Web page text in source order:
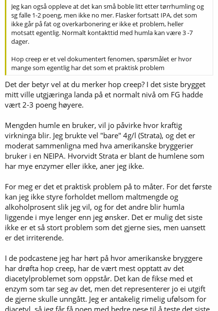
Jeg kan også oppleve at det kan små boble litt etter tørrhumling og
sg falle 1-2 poeng, men ikke no mer. Flasker fortsatt IPA, det som
ikke går på fat og overkarbonering er ikke et problem, heller
motsatt egentlig. Normalt kontakttid med humla kan være 3 -7
dager.
Hop creep er et vel dokumentert fenomen, spørsmålet er hvor
mange som egentlig har det som et praktisk problem
Det der betyr vel at du merker hop creep? I det siste brygget
mitt ville utgjæringa landa på et normalt nivå om FG hadde
vært 2-3 poeng høyere.
Mengden humle en bruker, vil jo påvirke hvor kraftig
virkninga blir. Jeg brukte vel "bare" 4g/l (Strata), og det er
moderat sammenligna med hva amerikanske bryggerier
bruker i en NEIPA. Hvorvidt Strata er blant de humlene som
har mye enzymer eller ikke, aner jeg ikke.
For meg er det et praktisk problem på to måter. For det første
kan jeg ikke styre forholdet mellom maltmengde og
alkoholprosent slik jeg vil, og for det andre blir humla
liggende i mye lenger enn jeg ønsker. Det er mulig det siste
ikke er et så stort problem som det gjerne sies, men uansett
er det irriterende.
I de podcastene jeg har hørt på hvor amerikanske bryggere
har drøfta hop creep, har de vært mest opptatt av det
diacetylproblemet som oppstår. Det kan de fikse med et
enzym som tar seg av det, men det representerer jo ei utgift
de gjerne skulle unngått. Jeg er antakelig rimelig ufølsom for
diacetyl, så jeg får få noen med bedre nese til å teste det siste